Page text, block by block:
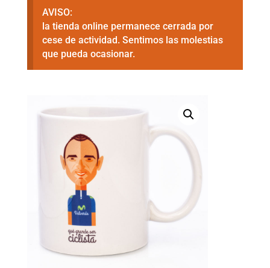
AVISO:
la tienda online permanece cerrada por
cese de actividad. Sentimos las molestias
que pueda ocasionar.